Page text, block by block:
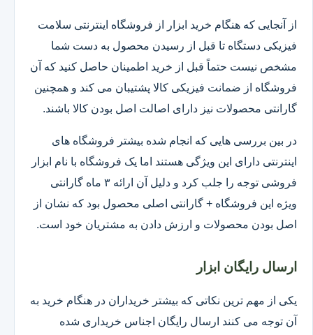
از آنجایی که هنگام خرید ابزار از فروشگاه اینترنتی سلامت
فیزیکی دستگاه تا قبل از رسیدن محصول به دست شما
مشخص نیست حتماً قبل از خرید اطمینان حاصل کنید که آن
فروشگاه از ضمانت فیزیکی کالا پشتیبان می کند و همچنین
گارانتی محصولات نیز دارای اصالت اصل بودن کالا باشند.
در بین بررسی هایی که انجام شده بیشتر فروشگاه های
اینترنتی دارای این ویژگی هستند اما یک فروشگاه با نام ابزار
فروشی توجه را جلب کرد و دلیل آن ارائه ۳ ماه گارانتی
ویژه این فروشگاه + گارانتی اصلی محصول بود که نشان از
اصل بودن محصولات و ارزش دادن به مشتریان خود است.
ارسال رایگان ابزار
یکی از مهم ترین نکاتی که بیشتر خریداران در هنگام خرید به
آن توجه می کنند ارسال رایگان اجناس خریداری شده